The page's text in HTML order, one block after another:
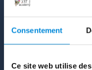
Consentement
Ce site web utilise des
MOYEN